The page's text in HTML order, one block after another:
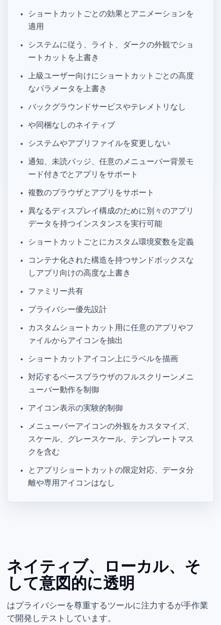
ショートカットごとの Dock 効果とアニメーションを
適用
システムに従う、ライト、ダークの外観でショ
ートカットを上書き
上級ユーザー向けにショートカットごとの高度
な Info.plist パラメータを上書き
バックグラウンドサービスやテレメトリなし
Electron や同梱 Chrome なしのネイティブ WebKit
システムやアプリファイルを変更しない
通知、未読バッジ、任意のメニューバー背景モ
ード付きで MS Teams と WhatsApp Web アプリをサポート
複数のブラウザとアプリをサポート
異なるディスプレイ構成のために別々のアプリ
データを持つ Philips Hue Sync インスタンスを実行可能
ショートカットごとにカスタム環境変数を定義
コンテナ化された構造を持つサンドボックスな
しアプリ向けの高度な HOME 上書き
Mac App Store ファミリー共有
プライバシー優先設計
カスタムショートカット用に任意のアプリやフ
ァイルからアイコンを抽出
ショートカットアイコン上にラベルを描画
対応する Chrome ベースブラウザのフルスクリーンメニ
ューバー動作を制御
Dock アイコン表示の実験的制御
メニューバーアイコンの外観をカスタマイズ、
スケール、グレースケール、テンプレートマス
クを含む
iOS と iPadOS アプリショートカットの限定対応、データ分
離や専用 Dock アイコンはなし
ネイティブ、ローカル、そ
して意図的に透明
Parall はプライバシーを尊重する macOS ツールに注力する Ihor July が手作業
で開発しテストしています。